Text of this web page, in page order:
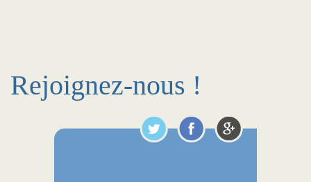
Rejoignez-nous !